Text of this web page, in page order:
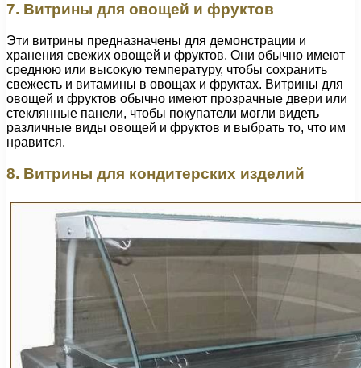
7. Витрины для овощей и фруктов
Эти витрины предназначены для демонстрации и
хранения свежих овощей и фруктов. Они обычно имеют
среднюю или высокую температуру, чтобы сохранить
свежесть и витамины в овощах и фруктах. Витрины для
овощей и фруктов обычно имеют прозрачные двери или
стеклянные панели, чтобы покупатели могли видеть
различные виды овощей и фруктов и выбрать то, что им
нравится.
8. Витрины для кондитерских изделий